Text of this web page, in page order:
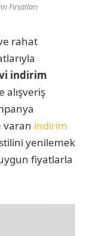
Fırsatları
rahat
indirim
alışveriş
varan indirim
yenilemek
fiyatlarla